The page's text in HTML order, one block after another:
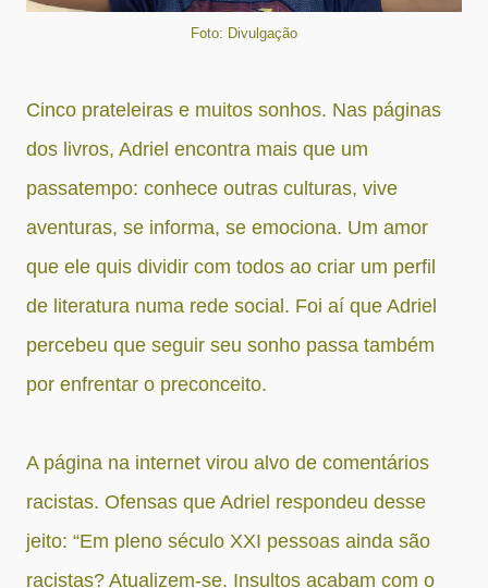
Foto: Divulgação
Cinco prateleiras e muitos sonhos. Nas páginas
dos livros, Adriel encontra mais que um
passatempo: conhece outras culturas, vive
aventuras, se informa, se emociona. Um amor
que ele quis dividir com todos ao criar um perfil
de literatura numa rede social. Foi aí que Adriel
percebeu que seguir seu sonho passa também
por enfrentar o preconceito.
A página na internet virou alvo de comentários
racistas. Ofensas que Adriel respondeu desse
jeito: “Em pleno século XXI pessoas ainda são
racistas? Atualizem-se. Insultos acabam com o